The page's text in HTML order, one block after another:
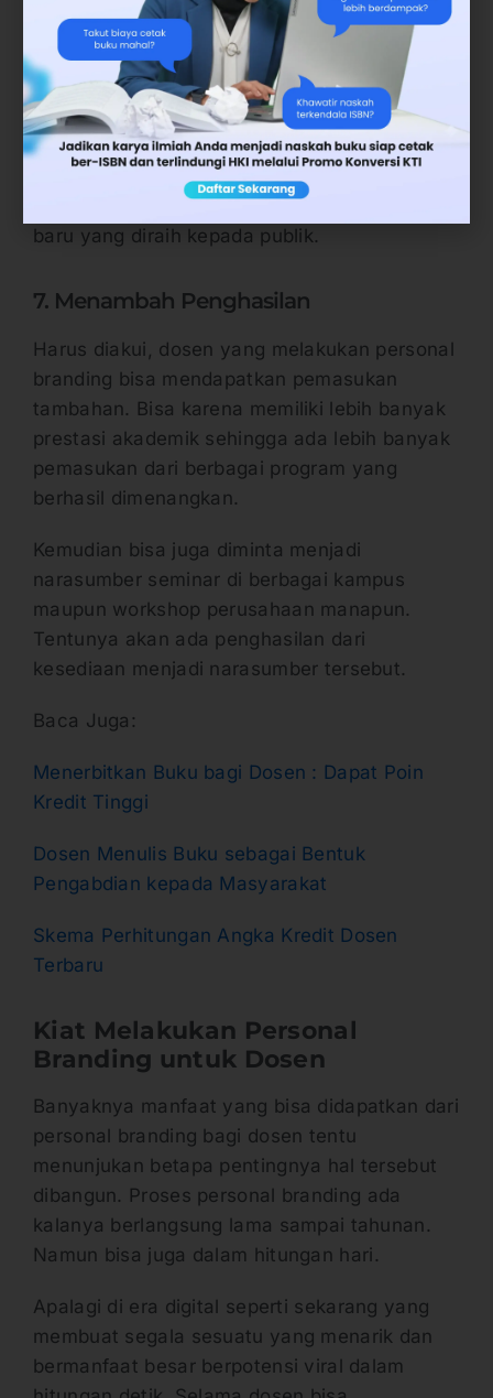
mengembangkan diri. Sehingga bisa
meningkatkan kemampuan dan
keterampilannya di bidang keilmuan yang
ditekuni.
Sebab saat personal branding dilakukan maka
akan muncul keinginan untuk bisa terus
berkembang. Kemudian membagikan hal-hal
baru yang diraih kepada publik.
7. Menambah Penghasilan
Harus diakui, dosen yang melakukan personal
branding bisa mendapatkan pemasukan
tambahan. Bisa karena memiliki lebih banyak
prestasi akademik sehingga ada lebih banyak
pemasukan dari berbagai program yang
berhasil dimenangkan.
Kemudian bisa juga diminta menjadi
narasumber seminar di berbagai kampus
maupun workshop perusahaan manapun.
Tentunya akan ada penghasilan dari
kesediaan menjadi narasumber tersebut.
Baca Juga:
Menerbitkan Buku bagi Dosen : Dapat Poin
Kredit Tinggi
Dosen Menulis Buku sebagai Bentuk
Pengabdian kepada Masyarakat
Skema Perhitungan Angka Kredit Dosen
Terbaru
Kiat Melakukan Personal
Branding untuk Dosen
Banyaknya manfaat yang bisa didapatkan dari
personal branding bagi dosen tentu
menunjukan betapa pentingnya hal tersebut
dibangun. Proses personal branding ada
kalanya berlangsung lama sampai tahunan.
Namun bisa juga dalam hitungan hari.
Apalagi di era digital seperti sekarang yang
membuat segala sesuatu yang menarik dan
bermanfaat besar berpotensi viral dalam